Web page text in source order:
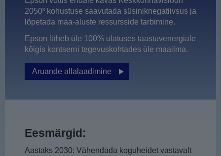
2050³ kohustuse saavutada süsiniknegatiivsus ja
lõpetada maa-aluste ressursside tarbimine.
Epson läheb üle 100% ulatuses taastuvenergiale
kõigis kontserni tegevuskohtades üle maailma.
Aruande allalaadimine
Eesmärgid:
Aastaks 2030: Vähendada koguheidet vastavalt